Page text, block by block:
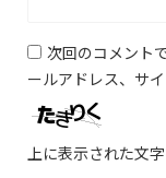
次回のコメント
ールアドレス、サイ
上に表示された文